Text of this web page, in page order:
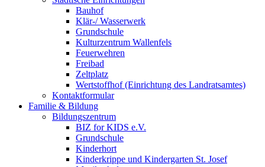
Bauhof
Klär-/ Wasserwerk
Grundschule
Kulturzentrum Wallenfels
Feuerwehren
Freibad
Zeltplatz
Wertstoffhof (Einrichtung des Landratsamtes)
Kontaktformular
Familie & Bildung
Bildungszentrum
BIZ for KIDS e.V.
Grundschule
Kinderhort
Kinderkrippe und Kindergarten St. Josef